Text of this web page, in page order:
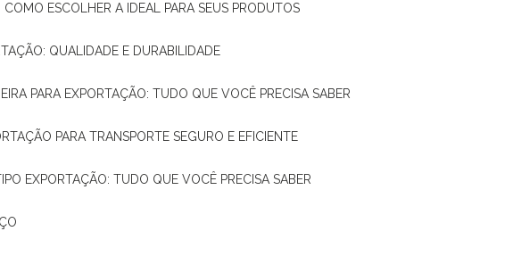
COMO ESCOLHER A IDEAL PARA SEUS PRODUTOS
QUALIDADE E DURABILIDADE
PARA EXPORTAÇÃO: TUDO QUE VOCÊ PRECISA SABER
PARA TRANSPORTE SEGURO E EFICIENTE
EXPORTAÇÃO: TUDO QUE VOCÊ PRECISA SABER